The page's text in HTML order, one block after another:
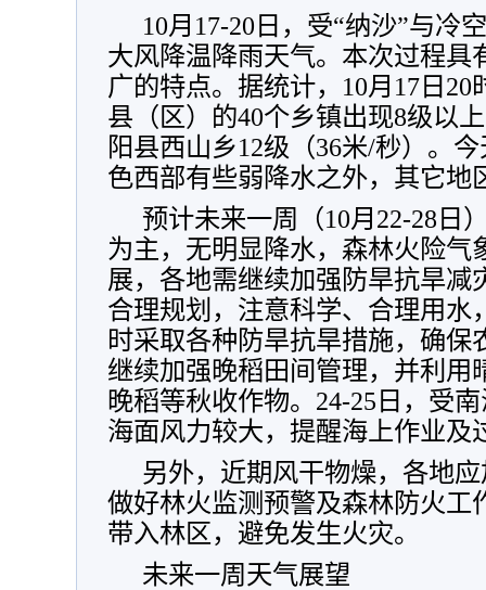
10月17-20日，受“纳沙”与冷
大风降温降雨天气。本次过程具
广的特点。据统计，10月17日20
县（区）的40个乡镇出现8级以
阳县西山乡12级（36米/秒）。
色西部有些弱降水之外，其它地
预计未来一周（10月22-28日
为主，无明显降水，森林火险气
展，各地需继续加强防旱抗旱减
合理规划，注意科学、合理用水
时采取各种防旱抗旱措施，确保
继续加强晚稻田间管理，并利用
晚稻等秋收作物。24-25日，受
海面风力较大，提醒海上作业及
另外，近期风干物燥，各地
做好林火监测预警及森林防火工
带入林区，避免发生火灾。
未来一周天气展望